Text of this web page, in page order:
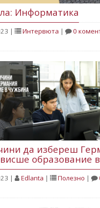
Информатика
| Интервюта | 0
да избереш
образование
| Edlanta | Полезнo |